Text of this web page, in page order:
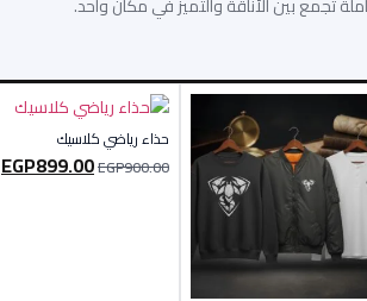
تجمع بين الأناقة والتميز في مكان واحد.
حذاء رياضي كلاسيك
EGP900.00
EGP899.00